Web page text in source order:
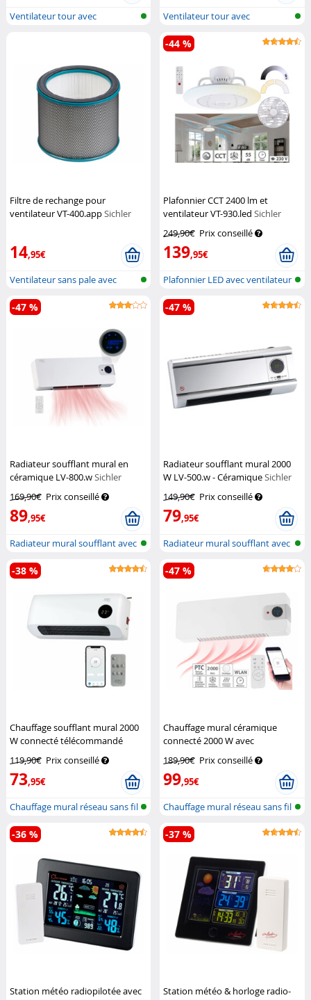
Ventilateur tour avec
Ventilateur tour avec
humidificateu...
Filtre de rechange pour
ventilateur VT-400.appSichler
14,95€
Ventilateur sans pale avec
ioniseur...
Plafonnier CCT 2400 lm et
ventilateur VT-930.ledSichler
249,90€ Prix conseillé
139,95€
-44 %
Plafonnier LED avec ventilateur
et...
Radiateur soufflant mural en
céramique LV-800.wSichler
169,90€ Prix conseillé
89,95€
-47 %
Radiateur mural soufflant avec
ther...
Radiateur soufflant mural 2000
W LV-500.w - CéramiqueSichler
149,90€ Prix conseillé
79,95€
-47 %
Radiateur mural soufflant avec
ther...
Chauffage soufflant mural 2000
W connecté télécommandé
Sichler Haushaltsgeräte
119,90€ Prix conseillé
73,95€
-38 %
Chauffage mural réseau sans fil
Chauffage mural céramique
connecté 2000 W avec
Sichler
Haushaltsgeräte
189,90€ Prix conseillé
99,95€
-47 %
Chauffage mural réseau sans fil
Station météo radiopilotée avec
-36 %
Station météo & horloge radio-
-37 %